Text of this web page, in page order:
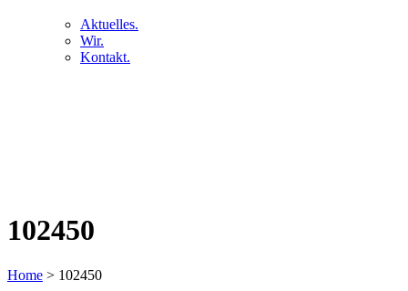
Aktuelles.
Wir.
Kontakt.
102450
Home > 102450